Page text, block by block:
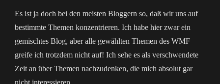
Es ist ja doch bei den meisten Bloggern so, daß wir uns auf
bestimmte Themen konzentrieren. Ich habe hier zwar ein
gemischtes Blog, aber alle gewählten Themen des WMF
greife ich trotzdem nicht auf! Ich sehe es als verschwendete
Zeit an über Themen nachzudenken, die mich absolut gar
nicht interessieren.